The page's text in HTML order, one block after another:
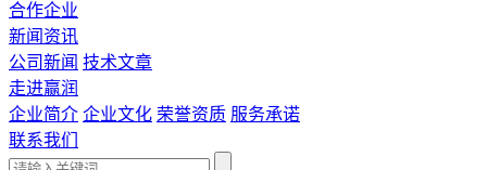
合作企业
新闻资讯
公司新闻 技术文章
走进赢润
企业简介 企业文化 荣誉资质 服务承诺
联系我们